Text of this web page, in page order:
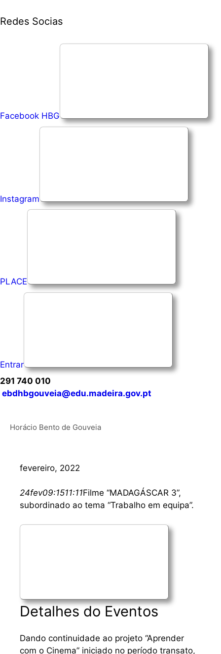
Saltar
Redes Socias
Facebook HBG
Instagram
PLACE
Entrar
291 740 010
ebdhbgouveia@edu.madeira.gov.pt
Horácio Bento de Gouveia
fevereiro, 2022
24fev09:1511:11Filme “MADAGÁSCAR 3”,
subordinado ao tema “Trabalho em equipa”.
Detalhes do Eventos
Dando continuidade ao projeto “Aprender
com o Cinema” iniciado no período transato,